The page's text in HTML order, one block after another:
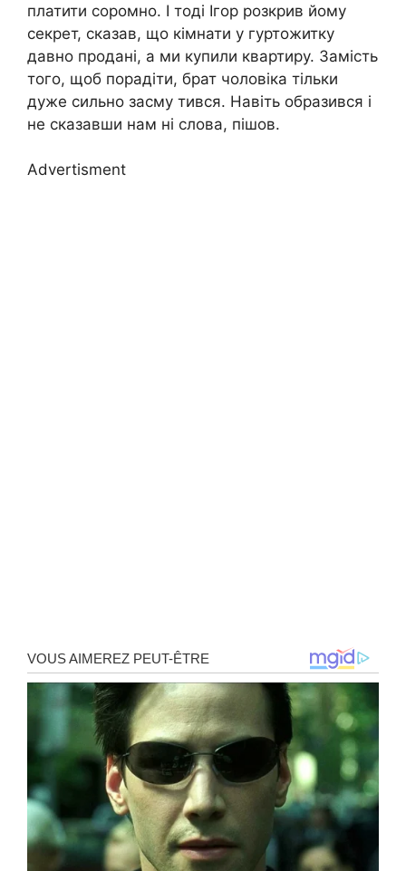
платити соромно. І тоді Ігор розкрив йому
секрет, сказав, що кімнати у гуртожитку
давно продані, а ми купили квартиру. Замість
того, щоб порадіти, брат чоловіка тільки
дуже сильно засму тився. Навіть образився і
не сказавши нам ні слова, пішов.
Advertisment